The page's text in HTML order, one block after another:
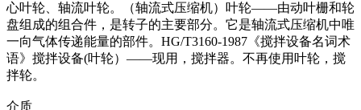
心叶轮、轴流叶轮。（轴流式压缩机）叶轮——由动叶栅和轮
盘组成的组合件，是转子的主要部分。它是轴流式压缩机中唯
一向气体传递能量的部件。HG/T3160-1987《搅拌设备名词术
语》搅拌设备(叶轮）——现用，搅拌器。不再使用叶轮，搅
拌轮。
介质